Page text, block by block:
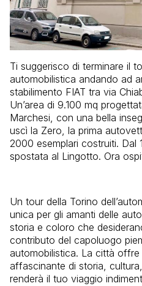
Ti suggerisco di terminare il
automobilistica andando ad
stabilimento FIAT tra via
Un’area di 9.100 mq
Marchesi, con una bella
uscì la Zero, la prima
2000 esemplari costruiti. Dal
spostata al Lingotto. Ora
Un tour della Torino
unica per gli amanti delle
storia e coloro che
contributo del capoluogo
automobilistica. La città
affascinante di storia,
renderà il tuo viaggio